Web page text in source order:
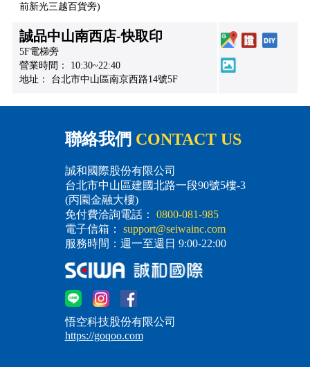
前新光三越百貨旁)
誠品中山南西店-快取印
5F電梯旁
營業時間： 10:30~22:40
地址： 台北市中山區南京西路14號5F
聯絡我們 CONTACT US
誠和國際股份有限公司
台北市中山區建國北路一段90號5樓-3
(丙園金融大樓)
免付費洽詢電話： 0800-081-985
電子信箱： support@seiwainc.com
服務時間：週一至週日 9:00-22:00
悟空科技股份有限公司
https://goqoo.com